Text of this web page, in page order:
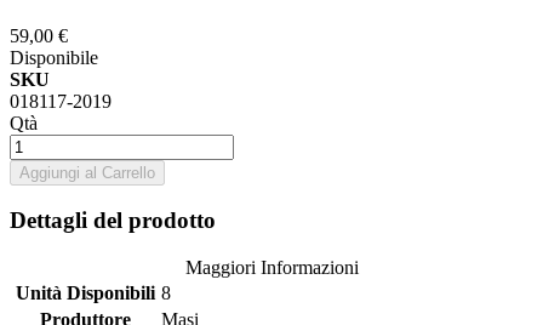
59,00 €
Disponibile
SKU
018117-2019
Qtà
Aggiungi al Carrello
Dettagli del prodotto
Maggiori Informazioni
Unità Disponibili 8
Produttore
Masi